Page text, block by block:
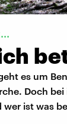
es um
Doch
ist was